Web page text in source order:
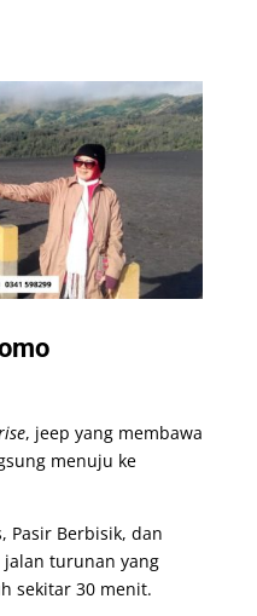
, jeep yang membawa
menuju ke
Pasir Berbisik, dan
jalan turunan yang
sekitar 30 menit.